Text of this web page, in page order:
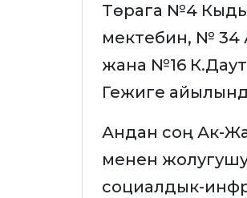
Төрага №4
мектебин, № 34
жана №16
Гежиге
Андан соң Ак-
менен
социалдык-